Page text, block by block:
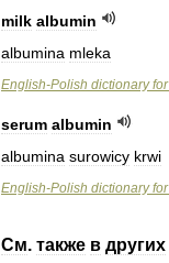
milk albumin
albumina mleka
English-Polish dictionary for
serum albumin
albumina surowicy krwi
English-Polish dictionary for
См. также в других